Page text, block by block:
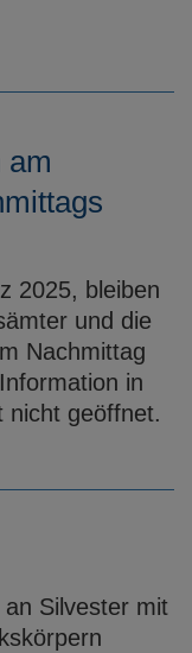
am
2025, bleiben
und die
Nachmittag
in
nicht geöffnet.
Silvester mit